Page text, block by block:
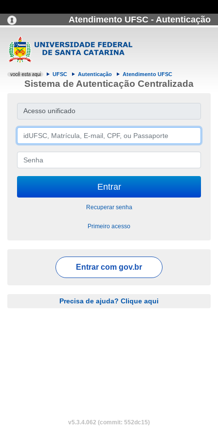
Atendimento UFSC - Autenticação
UFSC Autenticação Atendimento UFSC
Sistema de Autenticação Centralizada
Acesso unificado
Recuperar senha
Primeiro acesso
Entrar com gov.br
Precisa de ajuda? Clique aqui
v5.3.4.062 (commit: 552dc15)